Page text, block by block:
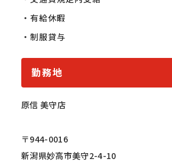
・有給休暇
・制服貸与
勤務地
原信 美守店
〒944-0016
新潟県妙高市美守2-4-10